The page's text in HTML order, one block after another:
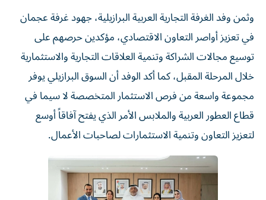
وثمن وفد الغرفة التجارية العربية البرازيلية، جهود غرفة عجمان
في تعزيز أواصر التعاون الاقتصادي، مؤكدين حرصهم على
توسيع مجالات الشراكة وتنمية العلاقات التجارية والاستثمارية
خلال المرحلة المقبل، كما أكد الوفد أن السوق البرازيلي يوفر
مجموعة واسعة من فرص الاستثمار المتخصصة لا سيما في
قطاع العطور العربية والملابس الأمر الذي يفتح آفاقاً أوسع
لتعزيز التعاون وتنمية الاستثمارات لصاحبات الأعمال.